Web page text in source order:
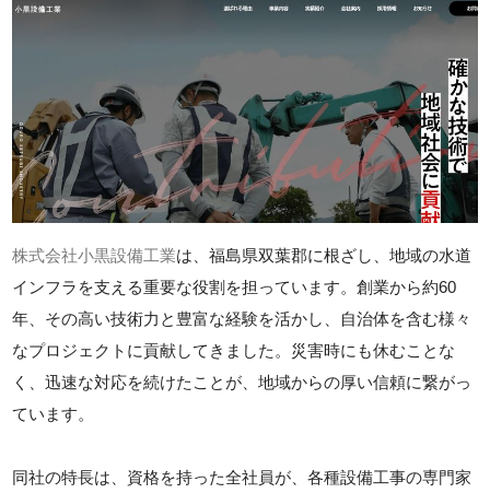
株式会社小黒設備工業は、福島県双葉郡に根ざし、地域の水道
インフラを支える重要な役割を担っています。創業から約60
年、その高い技術力と豊富な経験を活かし、自治体を含む様々
なプロジェクトに貢献してきました。災害時にも休むことな
く、迅速な対応を続けたことが、地域からの厚い信頼に繋がっ
ています。
同社の特長は、資格を持った全社員が、各種設備工事の専門家